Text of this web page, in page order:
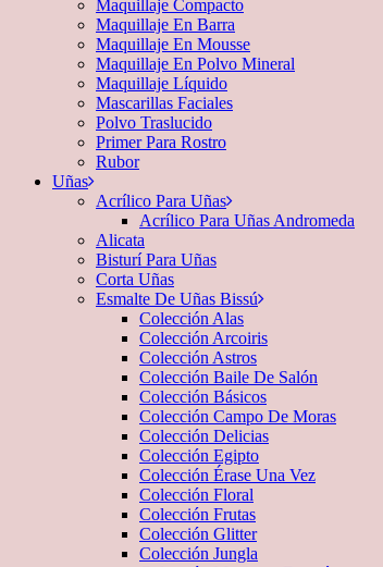
Maquillaje Compacto
Maquillaje En Barra
Maquillaje En Mousse
Maquillaje En Polvo Mineral
Maquillaje Líquido
Mascarillas Faciales
Polvo Traslucido
Primer Para Rostro
Rubor
Uñas
Acrílico Para Uñas
Acrílico Para Uñas Andromeda
Alicata
Bisturí Para Uñas
Corta Uñas
Esmalte De Uñas Bissú
Colección Alas
Colección Arcoiris
Colección Astros
Colección Baile De Salón
Colección Básicos
Colección Campo De Moras
Colección Delicias
Colección Egipto
Colección Érase Una Vez
Colección Floral
Colección Frutas
Colección Glitter
Colección Jungla